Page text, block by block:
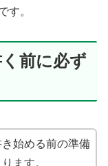
す。
前に必ず
始める前の準備
ます。